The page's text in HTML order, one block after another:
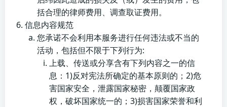
括合理的律师费用、调查取证费用。
信息内容规范
您承诺不会利用本服务进行任何违法或不当的
活动，包括但不限于下列行为:
上载、传送或分享含有下列内容之一的信
息：1)反对宪法所确定的基本原则的；2)危
害国家安全，泄露国家秘密，颠覆国家政
权，破坏国家统一的；3)损害国家荣誉和利